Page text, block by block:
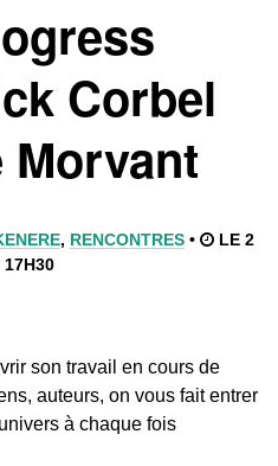
Corbel
Morvant
, RENCONTRES •
LE 2
17H30
son travail en cours de
auteurs, on vous fait entrer
à chaque fois